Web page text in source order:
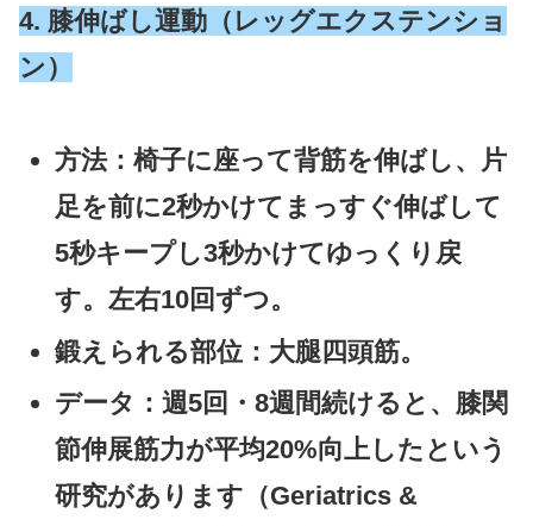
4. 膝伸ばし運動（レッグエクステンショ
ン）
方法：椅子に座って背筋を伸ばし、片
足を前に2秒かけてまっすぐ伸ばして
5秒キープし3秒かけてゆっくり戻
す。左右10回ずつ。
鍛えられる部位 ：大腿四頭筋。
データ ：週5回・8週間続けると、 膝関
節伸展筋力が平均20%向上したという
研究があります（Geriatrics &